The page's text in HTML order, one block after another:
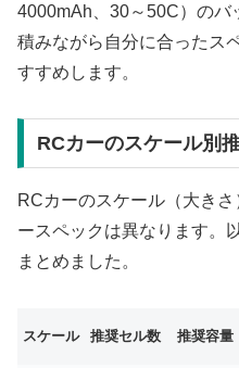
4000mAh、30～50C）のバ
積みながら自分に合ったス
すすめします。
RCカーのスケール別
RCカーのスケール（大き
ースペックは異なります。
まとめました。
スケール 推奨セル数 推奨容量